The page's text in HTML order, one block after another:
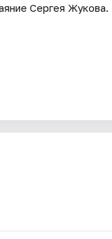
Сергея Жукова.